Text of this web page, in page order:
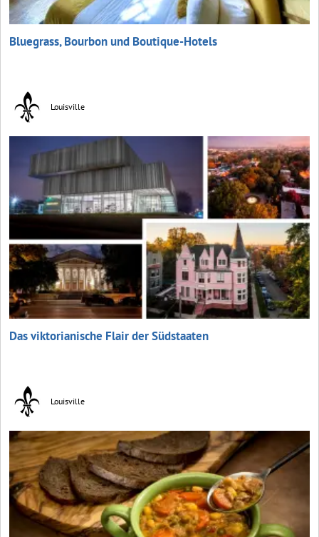
Bluegrass, Bourbon und Boutique-Hotels
Louisville
Das viktorianische Flair der Südstaaten
Louisville